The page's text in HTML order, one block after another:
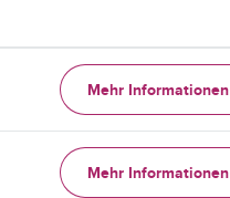
Mehr Informationen
Mehr Informationen